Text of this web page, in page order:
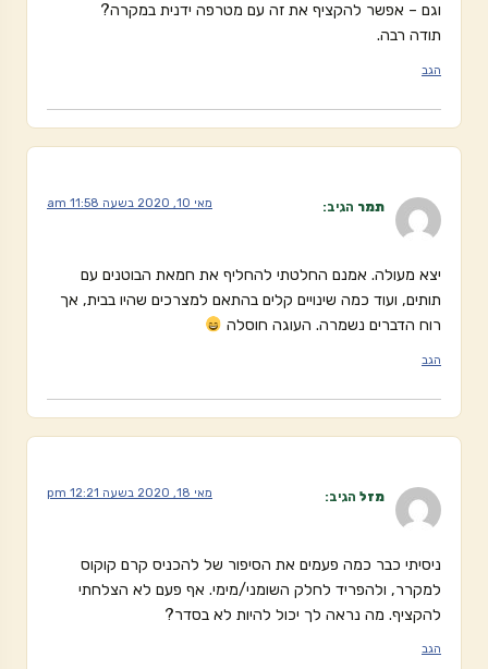
וגם – אפשר להקציף את זה עם מטרפה ידנית במקרה?
תודה רבה.
הגב
תמר הגיב: מאי 10, 2020 בשעה 11:58 am
יצא מעולה. אמנם החלטתי להחליף את חמאת הבוטנים עם
תותים, ועוד כמה שינויים קלים בהתאם למצרכים שהיו בבית, אך
רוח הדברים נשמרה. העוגה חוסלה
הגב
מזל הגיב: מאי 18, 2020 בשעה 12:21 pm
ניסיתי כבר כמה פעמים את הסיפור של להכניס קרם קוקוס
למקרר, ולהפריד לחלק השומני/מימי. אף פעם לא הצלחתי
להקציף. מה נראה לך יכול להיות לא בסדר?
הגב